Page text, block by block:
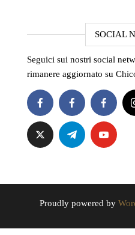
SOCIAL
Seguici sui nostri social
rimanere aggiornato su
Proudly powered by